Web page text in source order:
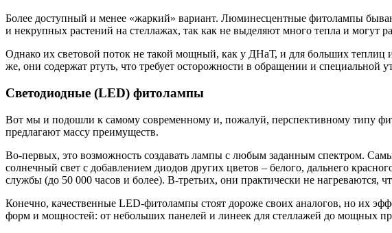
Более доступный и менее «жаркий» вариант. Люминесцентные фитолампы
и некрупных растений на стеллажах, так как не выделяют много тепла и могут
Однако их световой поток не такой мощный, как у ДНаТ, и для больших теплиц
же, они содержат ртуть, что требует осторожности в обращении и специальной
Светодиодные (LED) фитолампы
Вот мы и подошли к самому современному и, пожалуй, перспективному типу
предлагают массу преимуществ.
Во-первых, это возможность создавать лампы с любым заданным спектром.
солнечный свет с добавлением диодов других цветов – белого, дальнего
службы (до 50 000 часов и более). В-третьих, они практически не нагреваются,
Конечно, качественные LED-фитолампы стоят дороже своих аналогов, но их
форм и мощностей: от небольших панелей и линеек для стеллажей до мощных